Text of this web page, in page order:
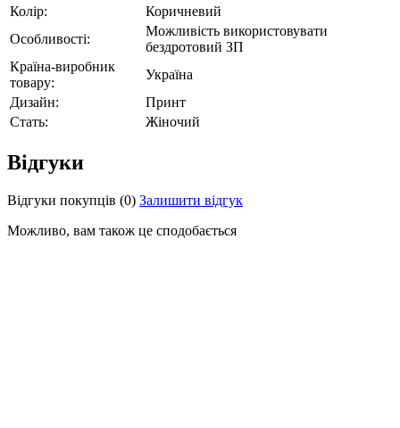
Колір:
Коричневий
Особливості:
Можливість використовувати
бездротовий ЗП
Країна-виробник
товару:
Україна
Дизайн:
Принт
Стать:
Жіночий
Відгуки
Відгуки покупців (0) Залишити відгук
Можливо, вам також це сподобається